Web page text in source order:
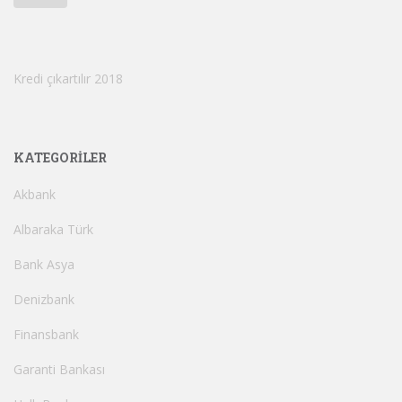
Kredi çıkartılır 2018
KATEGORILER
Akbank
Albaraka Türk
Bank Asya
Denizbank
Finansbank
Garanti Bankası